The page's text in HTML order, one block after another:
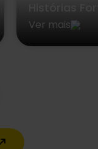
Ver mais